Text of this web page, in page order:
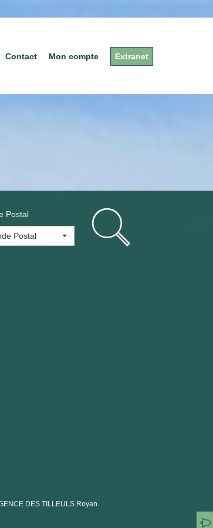
Contact Mon compte Extranet
Postal
Postal
DES TILLEULS Royan.